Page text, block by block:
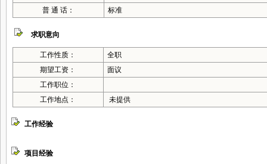
普 通 话：
标准
求职意向
工作性质：
全职
期望工资：
面议
工作职位：
工作地点：
未提供
工作经验
项目经验